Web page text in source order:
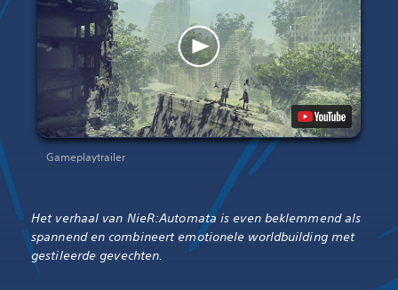
Gameplaytrailer
Het verhaal van NieR:Automata is even beklemmend als
spannend en combineert emotionele worldbuilding met
gestileerde gevechten.‎